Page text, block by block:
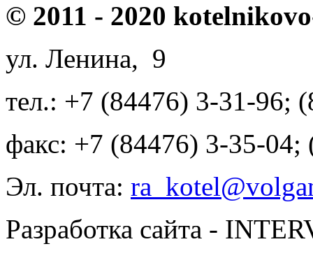
© 2011 - 2020
ул. Ленина, 9
тел.: +7 (84476) 3-31-96;
факс: +7 (84476) 3-35-04;
Эл. почта:
Разработка сайта -